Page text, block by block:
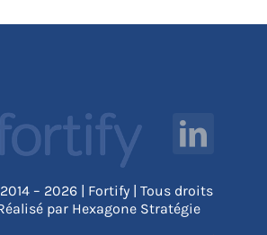
– 2026 | Fortify | Tous droits
par Hexagone Stratégie